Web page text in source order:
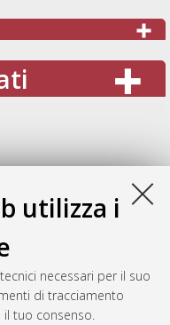
utilizza i
necessari per il suo
di tracciamento
tuo consenso.